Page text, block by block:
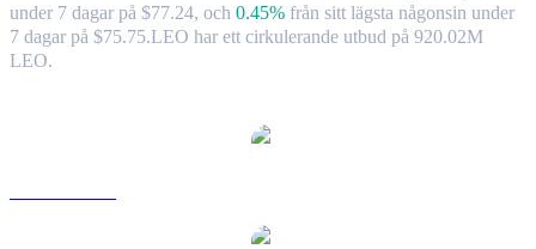
under 7 dagar på $77.24, och 0.45% från sitt lägsta någonsin under
7 dagar på $75.75.LEO har ett cirkulerande utbud på 920.02M
LEO.